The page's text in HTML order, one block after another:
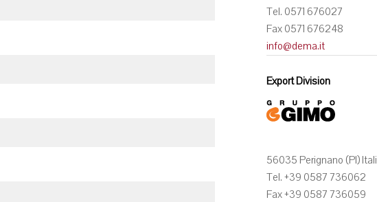
Tel. 0571 676027
Fax 0571 676248
info@dema.it
Export Division
56035 Perignano (PI)
Tel. +39 0587 736062
Fax +39 0587 736059